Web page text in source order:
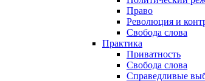
Право
Революция и
Свобода слова
Практика
Приватность
Свобода слова
Справедливые